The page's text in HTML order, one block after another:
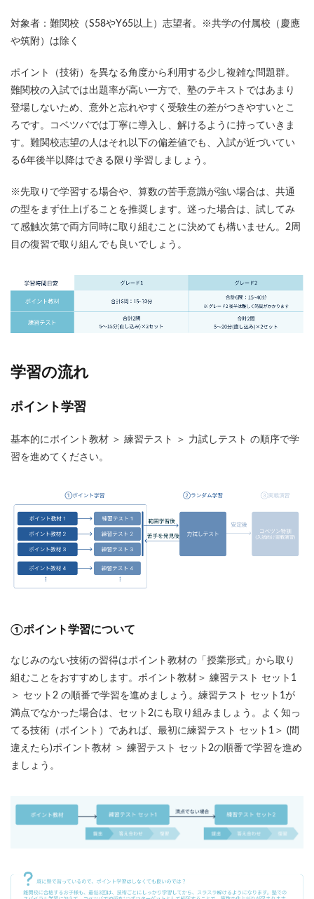
対象者：難関校（S58やY65以上）志望者。※共学の付属校（慶應
や筑附）は除く
ポイント（技術）を異なる角度から利用する少し複雑な問題群。
難関校の入試では出題率が高い一方で、塾のテキストではあまり
登場しないため、意外と忘れやすく受験生の差がつきやすいとこ
ろです。コベツバでは丁寧に導入し、解けるように持っていきま
す。難関校志望の人はそれ以下の偏差値でも、入試が近づいてい
る6年後半以降はできる限り学習しましょう。
※先取りで学習する場合や、算数の苦手意識が強い場合は、共通
の型をまず仕上げることを推奨します。迷った場合は、試してみ
て感触次第で両方同時に取り組むことに決めても構いません。2周
目の復習で取り組んでも良いでしょう。
学習の流れ
ポイント学習
基本的にポイント教材 ＞ 練習テスト ＞ 力試しテスト の順序で学
習を進めてください。
①ポイント学習について
なじみのない技術の習得はポイント教材の「授業形式」から取り
組むことをおすすめします。ポイント教材＞ 練習テスト セット1
＞ セット2 の順番で学習を進めましょう。練習テスト セット1が
満点でなかった場合は、セット2にも取り組みましょう。よく知っ
てる技術（ポイント）であれば、最初に練習テスト セット1＞ (間
違えたら)ポイント教材 ＞ 練習テスト セット2の順番で学習を進め
ましょう。